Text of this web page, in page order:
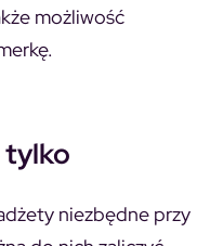
możliwość
tylko
niezbędne przy